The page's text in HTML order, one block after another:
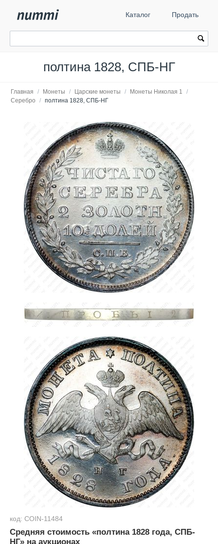
Каталог Продать
полтина 1828, СПБ-НГ
Главная / Монеты / Царские монеты / Монеты Николая 1
/
Серебро
/ полтина 1828, СПБ-НГ
код: COIN-11484
Средняя стоимость «полтина 1828 года, СПБ-
НГ» на аукционах